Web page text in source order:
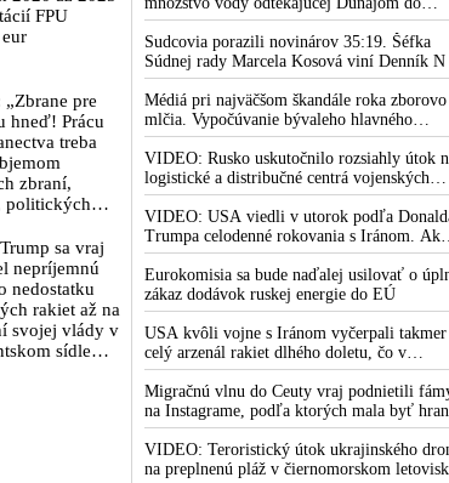
FPU
pre
hneď! Prácu
treba
zbraní,
politických
nepriateľa,“
Volodymyr
v Kyjeve.
sa vraj
nepríjemnú
nedostatku
rakiet až na
svojej vlády v
sídle
Kyjeve naliehal na zhromaždených
aby vo svete zháňali energie pre Ukrajinu
zimu. Putin vraj bude mobilizovať a vojna
do zimy pravdepodobne neskončí
Maďarska
Sudcovia porazili novinárov 35:19. Šéfka
Súdnej rady Marcela Kosová viní Denník N
krivenia reality
Médiá pri najväčšom škandále roka zborovo
mlčia. Vypočúvanie bývaleho hlavného
lekárskeho poradcu Bieleho domu
Fauciho pred výborom amerického Senátu
väčšina médií ignorovala
VIDEO: Rusko uskutočnilo rozsiahly útok
logistické a distribučné centrá vojenských
dodávok na Ukrajine. Ukrajinská
obrana nedokázala počas ničivého nočného
útoku na Kyjev a jeho okolie zachytiť ani
jednu ruskú raketu
VIDEO: USA viedli v utorok podľa
Trumpa celodenné rokovania s Iránom. Ak
zlyhajú, sľubuje tvrdý vojenský zásah proti
Teheránu
Eurokomisia sa bude naďalej usilovať o
zákaz dodávok ruskej energie do EÚ
USA kvôli vojne s Iránom vyčerpali takmer
celý arzenál rakiet dlhého doletu, čo v
Pentagóne a Trumpovej administratíve
vyvoláva vážne obavy o bojaschopnosť
americkej armády v prípade vypuknutia
konfliktu s Čínou alebo Ruskom
Migračnú vlnu do Ceuty vraj podnietili
na Instagrame, podľa ktorých mala byť
medzi Marokom a španielskou exklávou
otvorená
VIDEO: Teroristický útok ukrajinského
na preplnenú pláž v čiernomorskom